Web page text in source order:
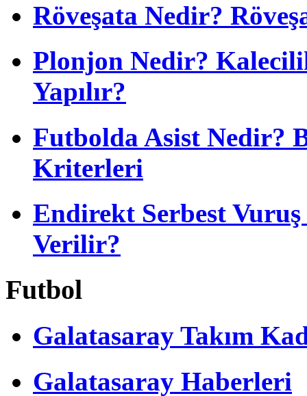
Röveşata Nedir?
Plonjon Nedir?
Yapılır?
Futbolda Asist Nedir?
Kriterleri
Endirekt Serbest
Verilir?
Futbol
Galatasaray Takım
Galatasaray Haberleri